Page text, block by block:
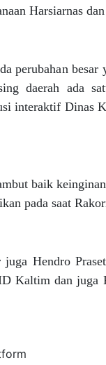
Harsiarnas
perubahan
daerah ada
interaktif Dinas
baik
pada saat
juga Hendro
Kaltim dan juga